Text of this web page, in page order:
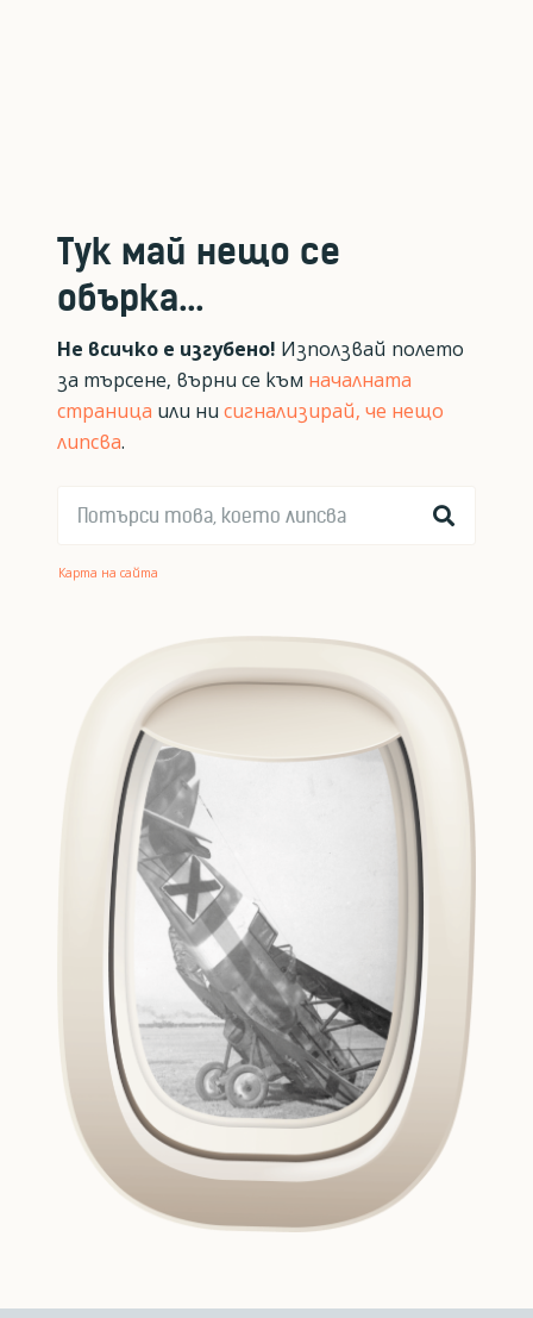
Тук май нещо се
обърка...
Не всичко е изгубено! Използвай полето
за търсене, върни се към началната
страница или ни сигнализирай, че нещо
липсва.
Карта на сайта